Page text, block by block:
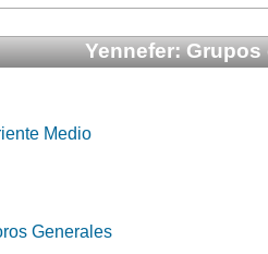
Yennefer:
Medio
Generales